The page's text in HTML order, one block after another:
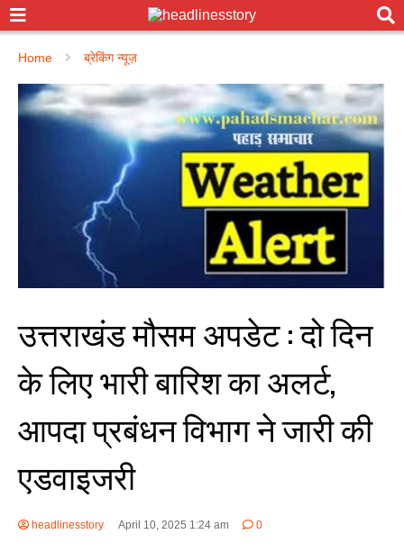
Home ब्रेकिंग न्यूज़
उत्तराखंड मौसम अपडेट : दो दिन
के लिए भारी बारिश का अलर्ट,
आपदा प्रबंधन विभाग ने जारी की
एडवाइजरी
headlinesstory April 10, 2025 1:24 am
0